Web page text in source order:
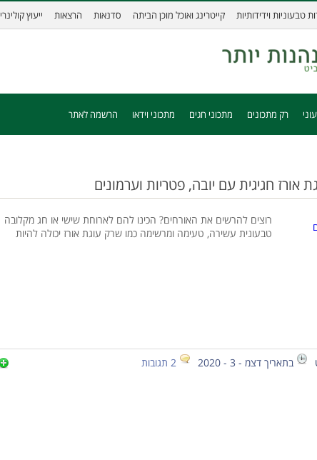
טבעוניות וידידותיות קייטרינג ואוכל מוכן הביתה סדנאות הרצאות ייעוץ קולינרי
רק מתכונים מתכוני חגים מתכוני וידאו הרשמה לאתר
אורז חגיגית עם יובה, פטריות וערמונים
רוצים להרשים את האורחים? הכינו להם לארוחת שישי או חג מקלובה
טבעונית עשירה, טעימה ומרשימה כמו שרק עוגת אורז יכולה להיות
בתאריך דצמ - 3 - 2020 2 תגובות